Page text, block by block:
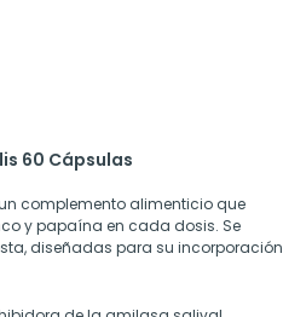
60 Cápsulas
complemento alimenticio que
y papaína en cada dosis. Se
diseñadas para su incorporación